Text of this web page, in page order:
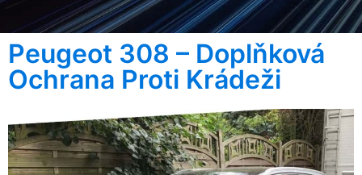
Peugeot 308 – Doplňková
Ochrana Proti Krádeži